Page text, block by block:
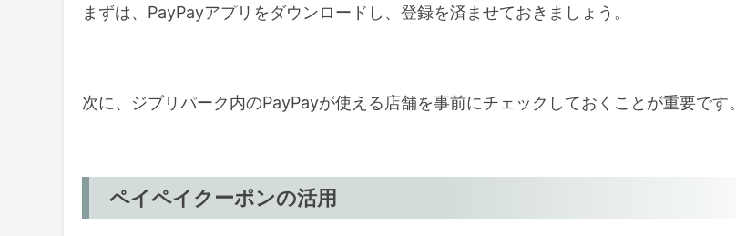
まずは、PayPayアプリをダウンロードし、登録を済ませておきましょう。
次に、ジブリパーク内のPayPayが使える店舗を事前にチェックしておくことが重要です。
ペイペイクーポンの活用